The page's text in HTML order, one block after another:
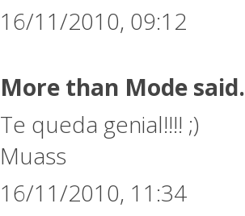
16/11/2010, 09:12
More than Mode
Te queda genial!!!! ;)
Muass
16/11/2010, 11:34